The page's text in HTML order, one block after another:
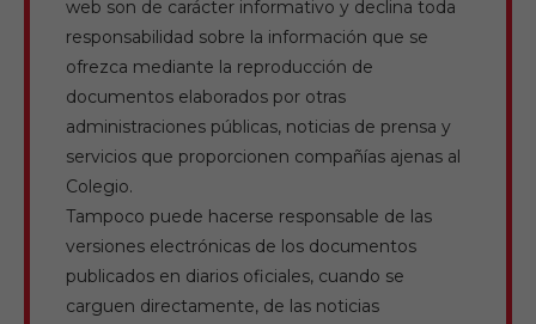
web son de carácter informativo y declina toda
responsabilidad sobre la información que se
ofrezca mediante la reproducción de
documentos elaborados por otras
administraciones públicas, noticias de prensa y
servicios que proporcionen compañías ajenas al
Colegio.
Tampoco puede hacerse responsable de las
versiones electrónicas de los documentos
publicados en diarios oficiales, cuando se
carguen directamente, de las noticias